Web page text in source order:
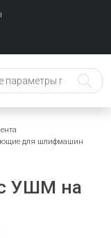
для шлифмашин
УШМ на